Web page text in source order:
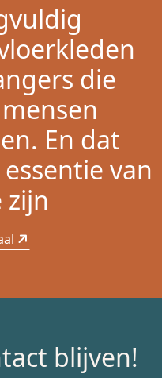
die
En dat
van
zijn
blijven!